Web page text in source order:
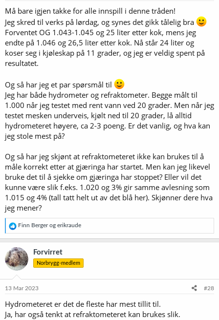
Må bare igjen takke for alle innspill i denne tråden!
Jeg skred til verks på lørdag, og synes det gikk tålelig bra
Forventet OG 1.043-1.045 og 25 liter etter kok, mens jeg
endte på 1.046 og 26,5 liter etter kok. Nå står 24 liter og
koser seg i kjøleskap på 11 grader, og jeg er veldig spent på
resultatet.
Og så har jeg et par spørsmål til
Jeg har både hydrometer og refraktometer. Begge målt til
1.000 når jeg testet med rent vann ved 20 grader. Men når jeg
testet mesken underveis, kjølt ned til 20 grader, lå alltid
hydrometeret høyere, ca 2-3 poeng. Er det vanlig, og hva kan
jeg stole mest på?
Og så har jeg skjønt at refraktometeret ikke kan brukes til å
måle korrekt etter at gjæringa har startet. Men kan jeg likevel
bruke det til å sjekke om gjæringa har stoppet? Eller vil det
kunne være slik f.eks. 1.020 og 3% gir samme avlesning som
1.015 og 4% (tall tatt helt ut av det blå her). Skjønner dere hva
jeg mener?
R
e
a
k
s
j
o
e
:
Finn Bergerog erikraude
Forvirret
Norbrygg-medlem
13 Mar 2023 #28
Hydrometeret er det de fleste har mest tillit til.
Ja, har også tenkt at refraktometeret kan brukes slik.